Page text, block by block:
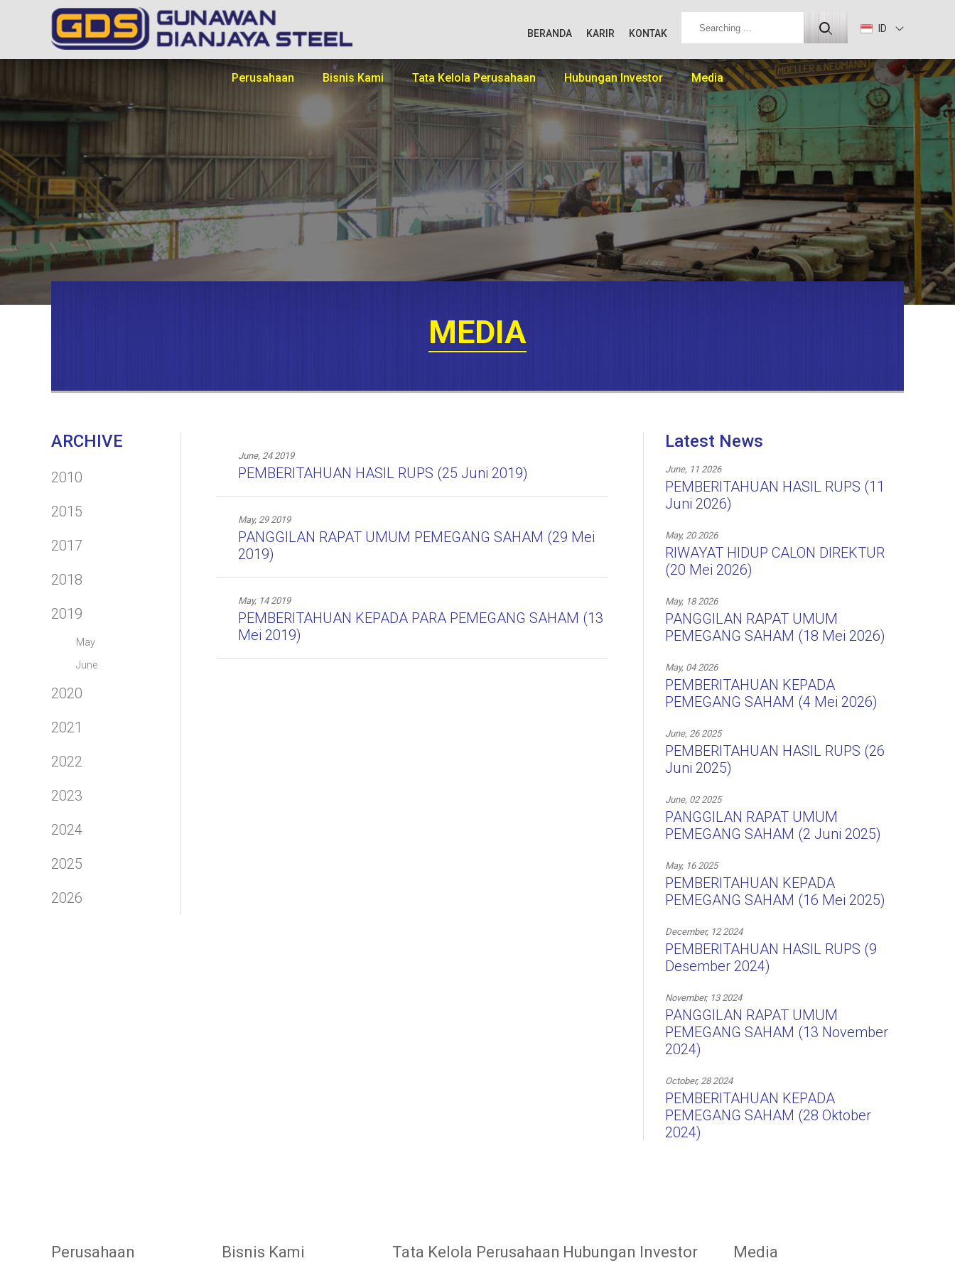
BERANDA KARIR KONTAK
Perusahaan Bisnis Kami Tata Kelola Perusahaan Hubungan Investor Media
ID
MEDIA
ARCHIVE
2010
2015
2017
2018
2019
May
June
2020
2021
2022
2023
2024
2025
2026
June, 24 2019
PEMBERITAHUAN HASIL RUPS (25 Juni 2019)
May, 29 2019
PANGGILAN RAPAT UMUM PEMEGANG SAHAM (29 Mei
2019)
May, 14 2019
PEMBERITAHUAN KEPADA PARA PEMEGANG SAHAM (13
Mei 2019)
Latest News
June, 11 2026
PEMBERITAHUAN HASIL RUPS (11
Juni 2026)
May, 20 2026
RIWAYAT HIDUP CALON DIREKTUR
(20 Mei 2026)
May, 18 2026
PANGGILAN RAPAT UMUM
PEMEGANG SAHAM (18 Mei 2026)
May, 04 2026
PEMBERITAHUAN KEPADA
PEMEGANG SAHAM (4 Mei 2026)
June, 26 2025
PEMBERITAHUAN HASIL RUPS (26
Juni 2025)
June, 02 2025
PANGGILAN RAPAT UMUM
PEMEGANG SAHAM (2 Juni 2025)
May, 16 2025
PEMBERITAHUAN KEPADA
PEMEGANG SAHAM (16 Mei 2025)
December, 12 2024
PEMBERITAHUAN HASIL RUPS (9
Desember 2024)
November, 13 2024
PANGGILAN RAPAT UMUM
PEMEGANG SAHAM (13 November
2024)
October, 28 2024
PEMBERITAHUAN KEPADA
PEMEGANG SAHAM (28 Oktober
2024)
Perusahaan Bisnis Kami Tata Kelola Perusahaan Hubungan Investor Media